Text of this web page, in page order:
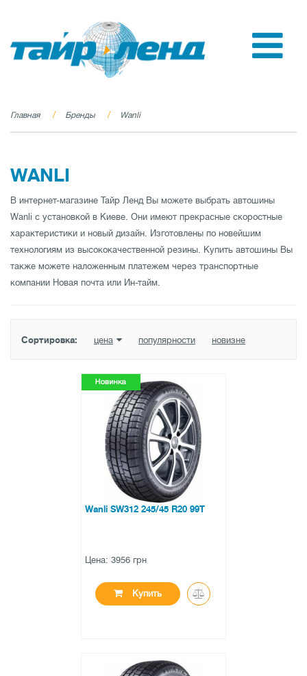
Главная Бренды Wanli
WANLI
В интернет-магазине Тайр Ленд Вы можете выбрать автошины
Wanli с установкой в Киеве. Они имеют прекрасные скоростные
характеристики и новый дизайн. Изготовлены по новейшим
технологиям из высококачественной резины. Купить автошины Вы
также можете наложенным платежем через транспортные
компании Новая почта или Ин-тайм.
Сортировка: цена популярности новизне
Wanli SW312 245/45 R20 99T
Цена: 3956 грн
Купить
в наличии